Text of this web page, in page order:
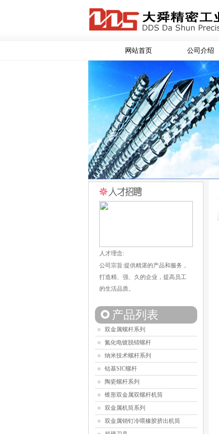
网站首页 公司介绍
人才理念:
公司宗旨:提供精湛的产品和服务，
打造精、强、久的企业，提高员工
的生活品质。
产品列表
双金属螺杆系列
氮化电镀脱锖螺杆
纳米技术螺杆系列
钴基SIC螺杆
陶瓷螺杆系列
锥形双金属双螺杆机筒
双金属机筒系列
双金属销钉冷喂橡胶挤出机筒